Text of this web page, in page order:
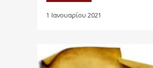
1 Ιανουαρίου 2021